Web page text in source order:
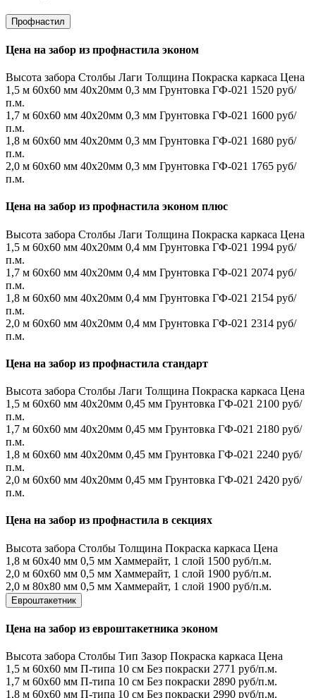
Профнастил
Цена на забор из профнастила эконом
Высота забора Столбы Лаги Толщина Покраска каркаса Цена
1,5 м 60х60 мм 40х20мм 0,3 мм Грунтовка ГФ-021 1520 руб/
п.м.
1,7 м 60х60 мм 40х20мм 0,3 мм Грунтовка ГФ-021 1600 руб/
п.м.
1,8 м 60х60 мм 40х20мм 0,3 мм Грунтовка ГФ-021 1680 руб/
п.м.
2,0 м 60х60 мм 40х20мм 0,3 мм Грунтовка ГФ-021 1765 руб/
п.м.
Цена на забор из профнастила эконом плюс
Высота забора Столбы Лаги Толщина Покраска каркаса Цена
1,5 м 60х60 мм 40х20мм 0,4 мм Грунтовка ГФ-021 1994 руб/
п.м.
1,7 м 60х60 мм 40х20мм 0,4 мм Грунтовка ГФ-021 2074 руб/
п.м.
1,8 м 60х60 мм 40х20мм 0,4 мм Грунтовка ГФ-021 2154 руб/
п.м.
2,0 м 60х60 мм 40х20мм 0,4 мм Грунтовка ГФ-021 2314 руб/
п.м.
Цена на забор из профнастила стандарт
Высота забора Столбы Лаги Толщина Покраска каркаса Цена
1,5 м 60х60 мм 40х20мм 0,45 мм Грунтовка ГФ-021 2100 руб/
п.м.
1,7 м 60х60 мм 40х20мм 0,45 мм Грунтовка ГФ-021 2180 руб/
п.м.
1,8 м 60х60 мм 40х20мм 0,45 мм Грунтовка ГФ-021 2240 руб/
п.м.
2,0 м 60х60 мм 40х20мм 0,45 мм Грунтовка ГФ-021 2420 руб/
п.м.
Цена на забор из профнастила в секциях
Высота забора Столбы Толщина Покраска каркаса Цена
1,8 м 60х40 мм 0,5 мм Хаммерайт, 1 слой 1500 руб/п.м.
2,0 м 60х60 мм 0,5 мм Хаммерайт, 1 слой 1900 руб/п.м.
2,0 м 80х80 мм 0,5 мм Хаммерайт, 1 слой 1900 руб/п.м.
Евроштакетник
Цена на забор из евроштакетника эконом
Высота забора Столбы Тип Зазор Покраска каркаса Цена
1,5 м 60х60 мм П-типа 10 см Без покраски 2771 руб/п.м.
1,7 м 60х60 мм П-типа 10 см Без покраски 2890 руб/п.м.
1,8 м 60х60 мм П-типа 10 см Без покраски 2990 руб/п.м.